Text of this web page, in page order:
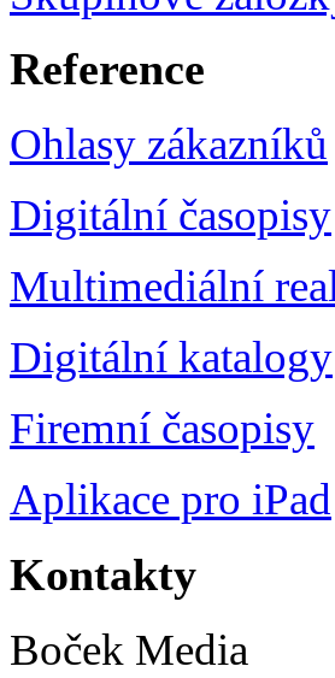
Reference
Ohlasy zákazníků
Digitální časopisy
Multimediální
Digitální katalogy
Firemní časopisy
Aplikace pro iPad
Kontakty
Boček Media